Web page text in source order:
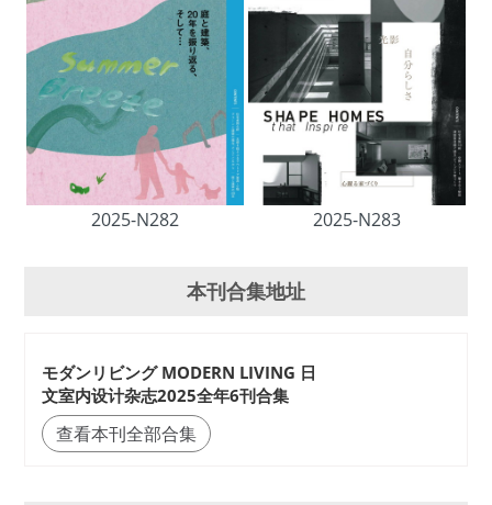
2025-N282 2025-N283
本刊合集地址
モダンリビング MODERN LIVING 日
文室内设计杂志2025全年6刊合集
查看本刊全部合集